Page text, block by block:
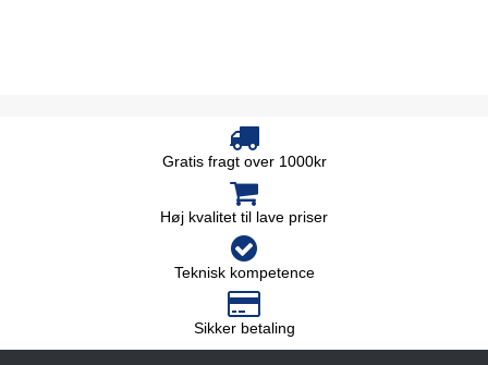
Gratis fragt over 1000kr
Høj kvalitet til lave priser
Teknisk kompetence
Sikker betaling